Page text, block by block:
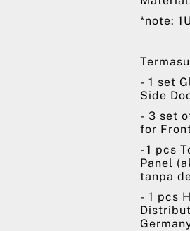
*note:
- 1 set
Side
- 3 set
for
- 1 pcs
Panel
tanpa
- 1 pcs